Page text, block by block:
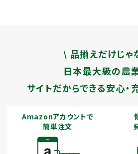
\ 品揃えだけじゃ
日本最大級の農
サイトだからできる安心・
Amazonアカウントで
簡単注文